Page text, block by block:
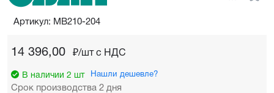
14 396,00 ₽/шт c НДС
В наличии 2 шт Нашли дешевле?
Срок производства 2 дня
Артикул: МВ210-204